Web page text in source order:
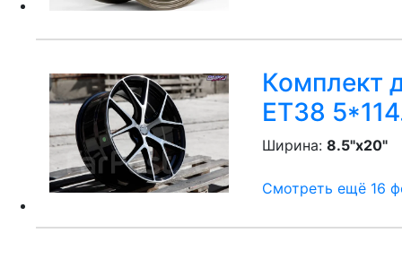
Комплект
ET38
Ширина: 8.5"x20"
Смотреть ещё 16